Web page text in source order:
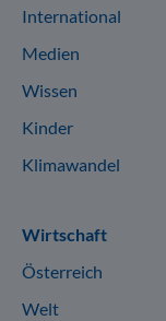
International
Medien
Wissen
Kinder
Klimawandel
Wirtschaft
Österreich
Welt